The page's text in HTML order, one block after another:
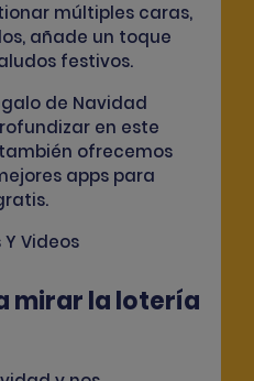
múltiples caras,
añade un toque
festivos.
de Navidad
en este
ofrecemos
apps para
mirar la lotería